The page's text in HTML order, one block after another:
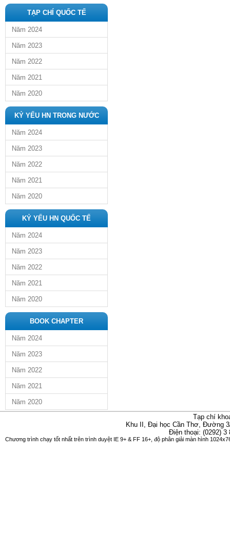
TẠP CHÍ QUỐC TẾ
Năm 2024
Năm 2023
Năm 2022
Năm 2021
Năm 2020
KỶ YẾU HN TRONG NƯỚC
Năm 2024
Năm 2023
Năm 2022
Năm 2021
Năm 2020
KỶ YẾU HN QUỐC TẾ
Năm 2024
Năm 2023
Năm 2022
Năm 2021
Năm 2020
BOOK CHAPTER
Năm 2024
Năm 2023
Năm 2022
Năm 2021
Năm 2020
Tạp chí
Khu II, Đại học Cần Thơ, Đường
Điện thoại: (0292)
Chương trình chạy tốt nhất trên trình duyệt IE 9+ & FF 16+, độ phân giải màn hình